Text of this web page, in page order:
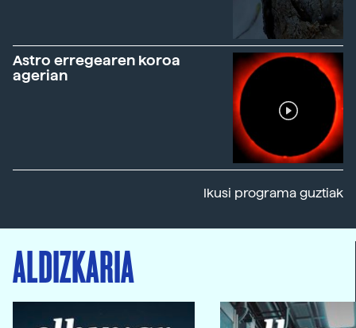
Astro erregearen koroa
agerian
Ikusi programa guztiak
ALDIZKARIA